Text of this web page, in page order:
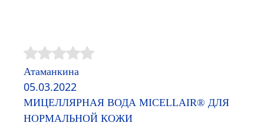
Атаманкина
05.03.2022
МИЦЕЛЛЯРНАЯ ВОДА MICELLAIR® ДЛЯ
НОРМАЛЬНОЙ КОЖИ